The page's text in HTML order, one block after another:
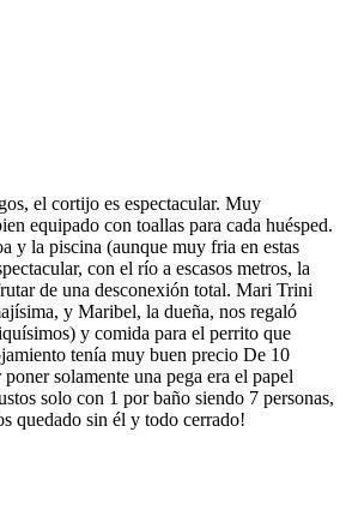
el cortijo es espectacular. Muy
equipado con toallas para cada huésped.
y la piscina (aunque muy fria en estas
con el río a escasos metros, la
de una desconexión total. Mari Trini
y Maribel, la dueña, nos regaló
y comida para el perrito que
tenía muy buen precio De 10
solamente una pega era el papel
solo con 1 por baño siendo 7 personas,
quedado sin él y todo cerrado!